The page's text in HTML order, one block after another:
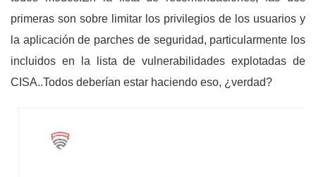
primeras son sobre limitar los privilegios de los usuarios y
la aplicación de parches de seguridad, particularmente los
incluidos en la lista de vulnerabilidades explotadas de
CISA..Todos deberían estar haciendo eso, ¿verdad?